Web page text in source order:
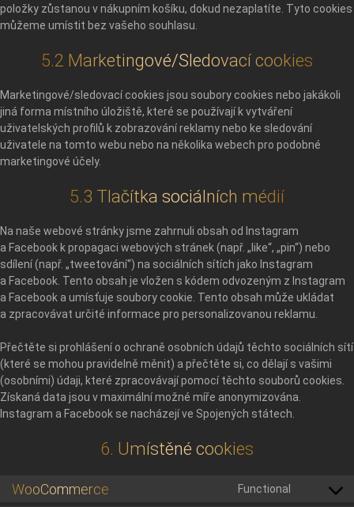
položky zůstanou v nákupním košíku, dokud nezaplatíte. Tyto cookies
můžeme umístit bez vašeho souhlasu.
5.2 Marketingové/Sledovací cookies
Marketingové/sledovací cookies jsou soubory cookies nebo jakákoli
jiná forma místního úložiště, které se používají k vytváření
uživatelských profilů k zobrazování reklamy nebo ke sledování
uživatele na tomto webu nebo na několika webech pro podobné
marketingové účely.
5.3 Tlačítka sociálních médií
Na naše webové stránky jsme zahrnuli obsah od Instagram
a Facebook k propagaci webových stránek (např. „like“, „pin“) nebo
sdílení (např. „tweetování“) na sociálních sítích jako Instagram
a Facebook. Tento obsah je vložen s kódem odvozeným z Instagram
a Facebook a umísťuje soubory cookie. Tento obsah může ukládat
a zpracovávat určité informace pro personalizovanou reklamu.
Přečtěte si prohlášení o ochraně osobních údajů těchto sociálních sítí
(které se mohou pravidelně měnit) a přečtěte si, co dělají s vašimi
(osobními) údaji, které zpracovávají pomocí těchto souborů cookies.
Získaná data jsou v maximální možné míře anonymizována.
Instagram a Facebook se nacházejí ve Spojených státech.
6. Umístěné cookies
WooCommerce Functional
Consent